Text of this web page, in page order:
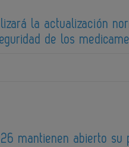
la actualización
de los
mantienen abierto su